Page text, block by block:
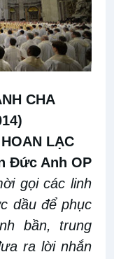
CHA
LẠC
Đức Anh OP
gọi các linh
dầu để phục
bần, trung
ra lời nhắn